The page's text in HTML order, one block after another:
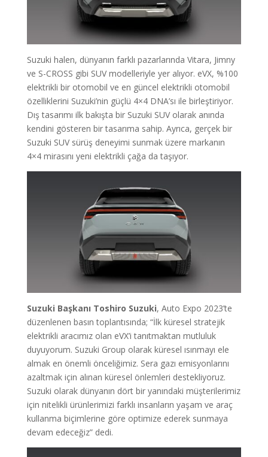
Suzuki halen, dünyanın farklı pazarlarında Vitara, Jimny
ve S-CROSS gibi SUV modelleriyle yer alıyor. eVX, %100
elektrikli bir otomobil ve en güncel elektrikli otomobil
özelliklerini Suzuki’nin güçlü 4×4 DNA’sı ile birleştiriyor.
Dış tasarımı ilk bakışta bir Suzuki SUV olarak anında
kendini gösteren bir tasarıma sahip. Ayrıca, gerçek bir
Suzuki SUV sürüş deneyimi sunmak üzere markanın
4×4 mirasını yeni elektrikli çağa da taşıyor.
Suzuki Başkanı Toshiro Suzuki, Auto Expo 2023’te
düzenlenen basın toplantısında; “İlk küresel stratejik
elektrikli aracımız olan eVX’i tanıtmaktan mutluluk
duyuyorum. Suzuki Group olarak küresel ısınmayı ele
almak en önemli önceliğimiz. Sera gazı emisyonlarını
azaltmak için alınan küresel önlemleri destekliyoruz.
Suzuki olarak dünyanın dört bir yanındaki müşterilerimiz
için nitelikli ürünlerimizi farklı insanların yaşam ve araç
kullanma biçimlerine göre optimize ederek sunmaya
devam edeceğiz” dedi.